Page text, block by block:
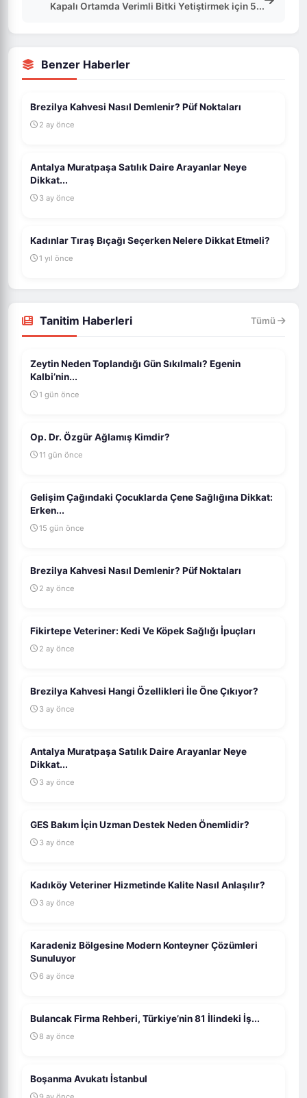
Kapalı Ortamda Verimli Bitki Yetiştirmek için 5...
Benzer Haberler
Brezilya Kahvesi Nasıl Demlenir? Püf Noktaları
2 ay önce
Antalya Muratpaşa Satılık Daire Arayanlar Neye
Dikkat...
3 ay önce
Kadınlar Tıraş Bıçağı Seçerken Nelere Dikkat Etmeli?
1 yıl önce
Tanitim Haberleri Tümü
Zeytin Neden Toplandığı Gün Sıkılmalı? Egenin
Kalbi’nin...
1 gün önce
Op. Dr. Özgür Ağlamış Kimdir?
11 gün önce
Gelişim Çağındaki Çocuklarda Çene Sağlığına Dikkat:
Erken...
15 gün önce
Brezilya Kahvesi Nasıl Demlenir? Püf Noktaları
2 ay önce
Fikirtepe Veteriner: Kedi Ve Köpek Sağlığı İpuçları
2 ay önce
Brezilya Kahvesi Hangi Özellikleri İle Öne Çıkıyor?
3 ay önce
Antalya Muratpaşa Satılık Daire Arayanlar Neye
Dikkat...
3 ay önce
GES Bakım İçin Uzman Destek Neden Önemlidir?
3 ay önce
Kadıköy Veteriner Hizmetinde Kalite Nasıl Anlaşılır?
3 ay önce
Karadeniz Bölgesine Modern Konteyner Çözümleri
Sunuluyor
6 ay önce
Bulancak Firma Rehberi, Türkiye’nin 81 İlindeki İş...
8 ay önce
Boşanma Avukatı İstanbul